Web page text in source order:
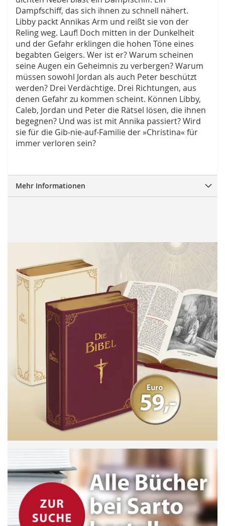
Dampfschiff, das sich ihnen zu schnell nähert.
Libby packt Annikas Arm und reißt sie von der
Reling weg. Lauf! Doch mitten in der Dunkelheit
und der Gefahr erklingen die hohen Töne eines
begabten Geigers. Wer ist er? Warum scheinen
seine Augen ein Geheimnis zu verbergen? Warum
müssen sowohl Jordan als auch Peter beschützt
werden? Drei Verdächtige. Drei Richtungen, aus
denen Gefahr zu kommen scheint. Können Libby,
Caleb, Jordan und Peter die Rätsel lösen, die ihnen
begegnen? Und was ist mit Annika passiert? Wird
sie für die Gib-nie-auf-Familie der »Christina« für
immer verloren sein?
Mehr Informationen